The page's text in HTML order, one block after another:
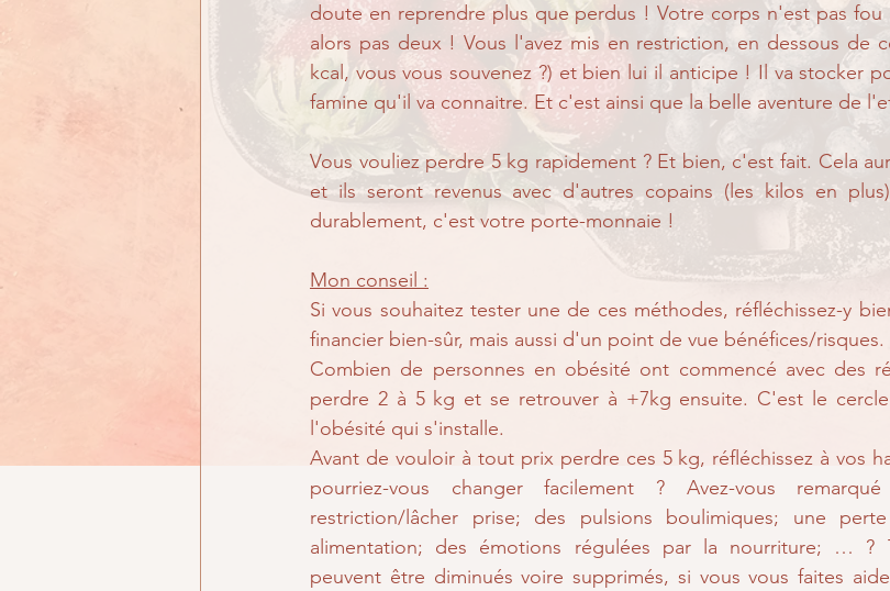
doute en reprendre plus que perdus ! Votre corps n'est pas
alors pas deux ! Vous l'avez mis en restriction, en dessous de
kcal, vous vous souvenez ?) et bien lui il anticipe ! Il va stocker
famine qu'il va connaitre. Et c'est ainsi que la belle aventure de
Vous vouliez perdre 5 kg rapidement ? Et bien, c'est fait. Cela
et ils seront revenus avec d'autres copains (les kilos en
durablement, c'est votre porte-monnaie !
Mon conseil :
Si vous souhaitez tester une de ces méthodes, réfléchissez-y
financier bien-sûr, mais aussi d'un point de vue bénéfices/risques.
Combien de personnes en obésité ont commencé avec des
perdre 2 à 5 kg et se retrouver à +7kg ensuite. C'est le
l'obésité qui s'installe.
Avant de vouloir à tout prix perdre ces 5 kg, réfléchissez à vos
pourriez-vous changer facilement ? Avez-vous
restriction/lâcher prise; des pulsions boulimiques; une
alimentation; des émotions régulées par la nourriture; … ?
peuvent être diminués voire supprimés, si vous vous faites